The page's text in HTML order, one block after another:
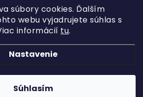
súbory cookies. Ďalším
webu vyjadrujete súhlas s
informácií tu.
Nastavenie
Súhlasím